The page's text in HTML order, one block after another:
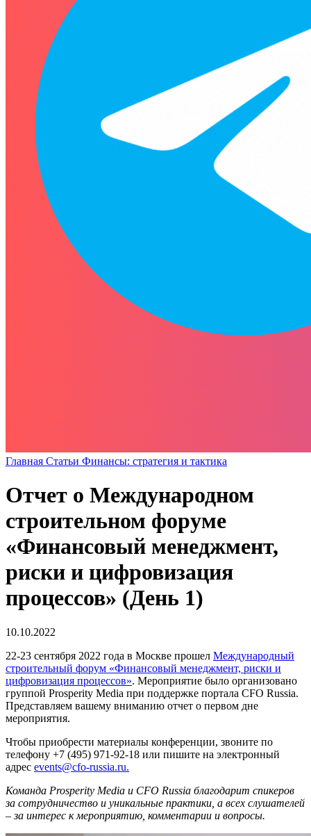
Главная Статьи Финансы: стратегия и тактика
Отчет о Международном
строительном форуме
«Финансовый менеджмент,
риски и цифровизация
процессов» (День 1)
10.10.2022
22-23 сентября 2022 года в Москве прошел Международный
строительный форум «Финансовый менеджмент, риски и
цифровизация процессов». Мероприятие было организовано
группой Prosperity Media при поддержке портала CFO Russia.
Представляем вашему вниманию отчет о первом дне
мероприятия.
Чтобы приобрести материалы конференции, звоните по
телефону +7 (495) 971-92-18 или пишите на электронный
адрес events@cfo-russia.ru.
Команда Prosperity Media и CFO Russia благодарит спикеров
за сотрудничество и уникальные практики, а всех слушателей
– за интерес к мероприятию, комментарии и вопросы.